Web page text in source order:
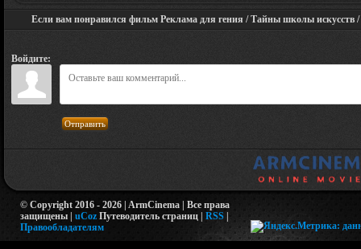
Если вам понравился фильм Реклама для гения / Тайны школы искусств /
Войдите:
Отправить
© Copyright 2016 - 2026 | ArmCinema | Все права
защищены | uCoz Путеводитель страниц | RSS |
Правообладателям